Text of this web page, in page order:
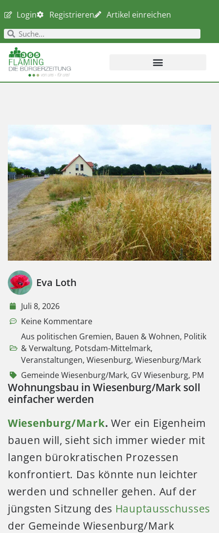
Login Registrieren Artikel einreichen
Eva Loth
Juli 8, 2026
Keine Kommentare
Aus politischen Gremien, Bauen & Wohnen, Politik
& Verwaltung, Potsdam-Mittelmark,
Veranstaltungen, Wiesenburg, Wiesenburg/Mark
Gemeinde Wiesenburg/Mark, GV Wiesenburg, PM
Wohnungsbau in Wiesenburg/Mark soll
einfacher werden
Wiesenburg/Mark. Wer ein Eigenheim
bauen will, sieht sich immer wieder mit
langen bürokratischen Prozessen
konfrontiert. Das könnte nun leichter
werden und schneller gehen. Auf der
jüngsten Sitzung des Hauptausschusses
der Gemeinde Wiesenburg/Mark